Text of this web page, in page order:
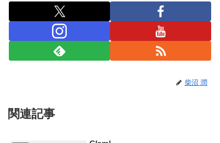
柴沼 潤
関連記事